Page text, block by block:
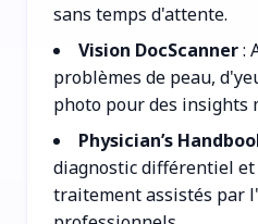
sans temps d'attente.
Vision DocScanner:
problèmes de peau,
photo pour des insights
Physician’s
diagnostic différentiel et
traitement assistés par